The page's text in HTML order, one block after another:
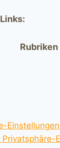
Rubriken